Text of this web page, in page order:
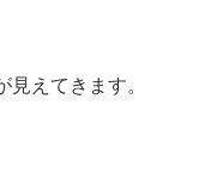
えてきます。